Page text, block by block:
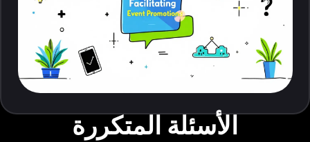
الأسئلة المتكررة